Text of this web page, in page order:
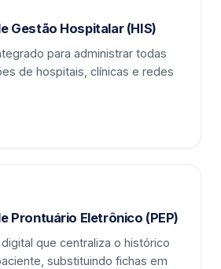
Gestão Hospitalar (HIS)
para administrar todas
de hospitais, clínicas e redes
Prontuário Eletrônico (PEP)
que centraliza o histórico
substituindo fichas em